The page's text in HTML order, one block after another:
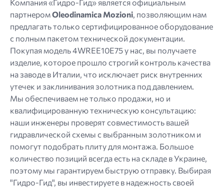
Компания «Гидро-Гид» является официальным
партнеромOleodinamica Mozioni, позволяющим нам
предлагать только сертифицированное оборудование
с полным пакетом технической документации.
Покупая модель 4WREE10E75 у нас, вы получаете
изделие, которое прошло строгий контроль качества
на заводе в Италии, что исключает риск внутренних
утечек и заклинивания золотника под давлением.
Мы обеспечиваем не только продажи, но и
квалифицированную техническую консультацию:
наши инженеры проверят совместимость вашей
гидравлической схемы с выбранным золотником и
помогут подобрать плиту для монтажа. Большое
количество позиций всегда есть на складе в Украине,
поэтому мы гарантируем быструю отправку. Выбирая
"Гидро-Гид", вы инвестируете в надежность своей